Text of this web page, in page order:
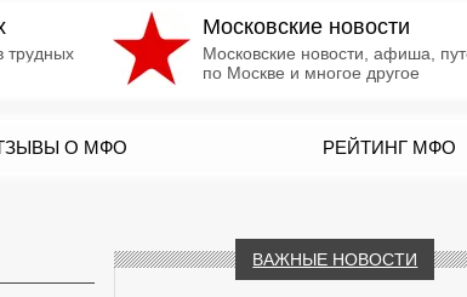
трудных
Московские новости
Московские новости, афиша,
по Москве и многое другое
О МФО РЕЙТИНГ МФО
ВАЖНЫЕ НОВОСТИ